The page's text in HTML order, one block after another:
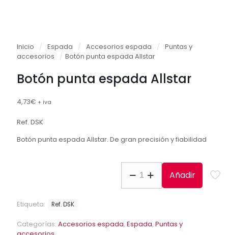
Inicio / Espada / Accesorios espada / Puntas y
accesorios
/ Botón punta espada Allstar
Botón punta espada Allstar
4,73€ + iva
Ref. DSK
Botón punta espada Allstar. De gran precisión y fiabilidad
punta
Añadir
Etiqueta: Ref. DSK
Categorías: Accesorios espada, Espada, Puntas y